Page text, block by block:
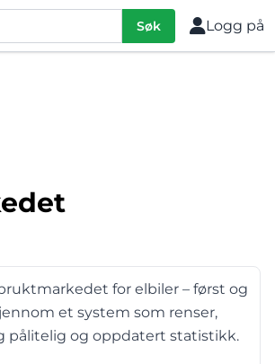
Søk Logg på
for elbiler – først og
et system som renser,
pålitelig og oppdatert statistikk.